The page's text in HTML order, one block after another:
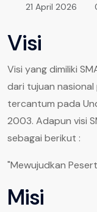
21 April 2026
Visi
Visi yang dimiliki
dari tujuan
tercantum pada
2003. Adapun visi
sebagai berikut :
"Mewujudkan
Misi